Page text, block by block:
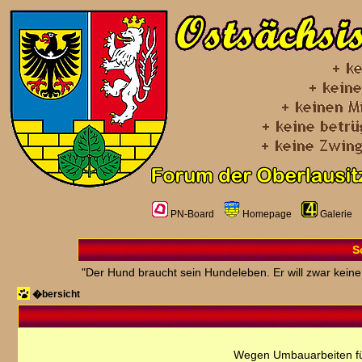
PN-Board Homepage Galerie
"Der Hund braucht sein Hundeleben. Er will zwar
�bersicht
Wegen Umbauarbeiten